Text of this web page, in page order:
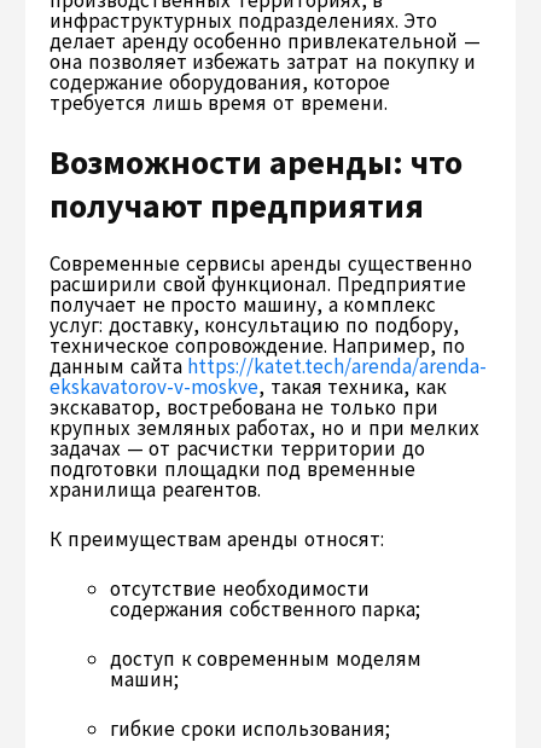
инфраструктурных подразделениях. Это
делает аренду особенно привлекательной —
она позволяет избежать затрат на покупку и
содержание оборудования, которое
требуется лишь время от времени.
Возможности аренды: что
получают предприятия
Современные сервисы аренды существенно
расширили свой функционал. Предприятие
получает не просто машину, а комплекс
услуг: доставку, консультацию по подбору,
техническое сопровождение. Например, по
данным сайта https://katet.tech/arenda/arenda-
ekskavatorov-v-moskve, такая техника, как
экскаватор, востребована не только при
крупных земляных работах, но и при мелких
задачах — от расчистки территории до
подготовки площадки под временные
хранилища реагентов.
К преимуществам аренды относят:
отсутствие необходимости
содержания собственного парка;
доступ к современным моделям
машин;
гибкие сроки использования;